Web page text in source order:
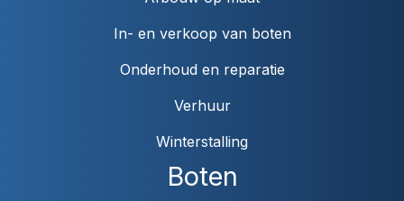
Boten
In- en verkoop van boten
Onderhoud en reparatie
Verhuur
Winterstalling